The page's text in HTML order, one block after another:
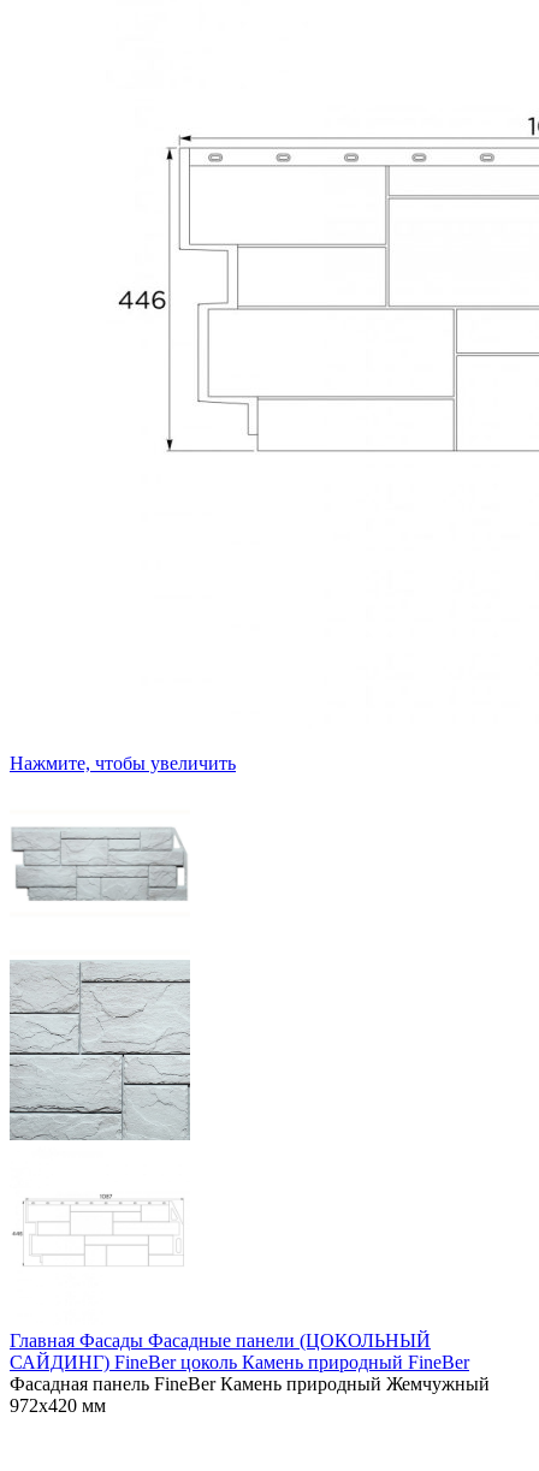
Нажмите, чтобы увеличить
Главная Фасады Фасадные панели (ЦОКОЛЬНЫЙ
САЙДИНГ) FineBer цоколь Камень природный FineBer
Фасадная панель FineBer Камень природный Жемчужный
972х420 мм